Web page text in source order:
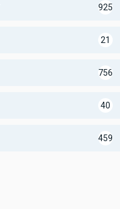
925
21
756
40
459